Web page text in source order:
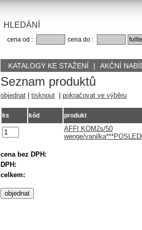
HLEDÁNÍ
cena od : cena do :
KATALOGY KE STAŽENÍ | AKČNÍ
Seznam produktů
objednat tisknout pokračovat ve výběru
ks kód produkt
AFFI KOM2s/50
wenge/
cena bez DPH:
DPH:
celkem: